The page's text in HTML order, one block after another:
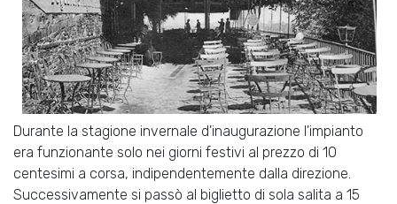
Durante la stagione invernale d'inaugurazione l'impianto
era funzionante solo nei giorni festivi al prezzo di 10
centesimi a corsa, indipendentemente dalla direzione.
Successivamente si passò al biglietto di sola salita a 15